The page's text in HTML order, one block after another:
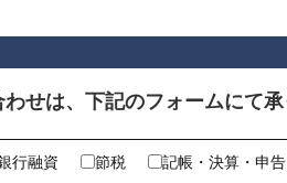
せは、下記のフォームにて承
行融資 節税 記帳・決算・申告